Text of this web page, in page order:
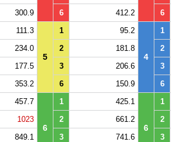
300.9 6 412.2 6
111.3
5
1 95.2
4
1
234.0 2 181.8 2
177.5 3 206.6 3
353.2 6 150.9 6
457.7
6
1 425.1
6
1
1023 2 661.2 2
849.1 3 741.6 3